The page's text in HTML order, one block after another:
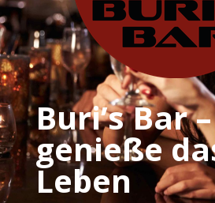
Buri’s Bar –
genieße
Leben